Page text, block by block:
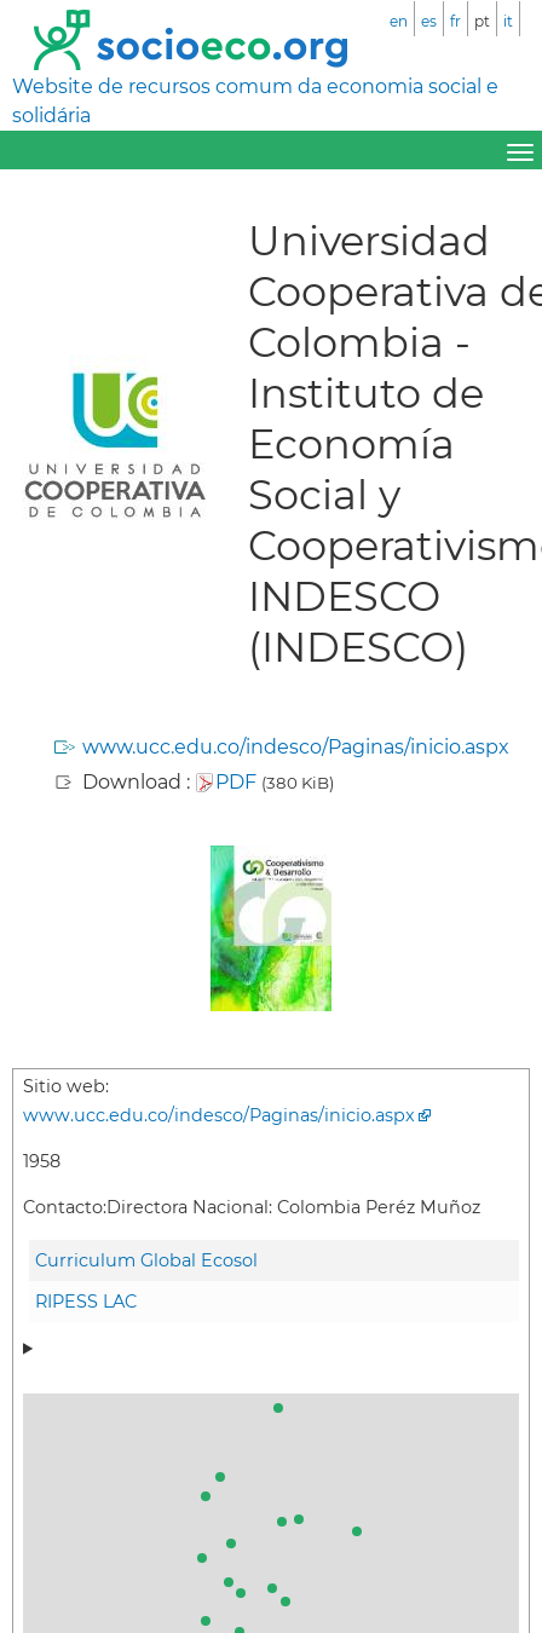
Website de recursos comum da economia social e
solidária
en es fr pt it
Universidad
Cooperativa
Colombia -
Instituto de
Economía
Social y
INDESCO
(INDESCO)
www.ucc.edu.co/indesco/Paginas/inicio.aspx
Download :
PDF (380 KiB)
Sitio web:
www.ucc.edu.co/indesco/Paginas/inicio.aspx
1958
Contacto:Directora Nacional: Colombia Peréz Muñoz
Curriculum Global Ecosol
RIPESS LAC